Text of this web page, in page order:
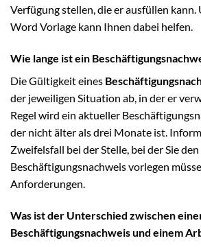
Verfügung stellen, die er ausfüllen kann.
Word Vorlage kann Ihnen dabei helfen.
Wie lange ist ein
Die Gültigkeit eines
der jeweiligen Situation ab, in der er
Regel wird ein aktueller
der nicht älter als drei Monate ist.
Zweifelsfall bei der Stelle, bei der Sie den
Beschäftigungsnachweis vorlegen
Anforderungen.
Was ist der Unterschied zwischen
Beschäftigungsnachweis und einem